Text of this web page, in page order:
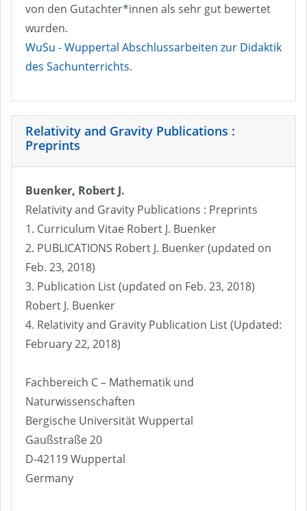
von den Gutachter*innen als sehr gut bewertet
wurden.
WuSu - Wuppertal Abschlussarbeiten zur Didaktik
des Sachunterrichts.
Relativity and Gravity Publications :
Preprints
Buenker, Robert J.
Relativity and Gravity Publications : Preprints
1. Curriculum Vitae Robert J. Buenker
2. PUBLICATIONS Robert J. Buenker (updated on
Feb. 23, 2018)
3. Publication List (updated on Feb. 23, 2018)
Robert J. Buenker
4. Relativity and Gravity Publication List (Updated:
February 22, 2018)
Fachbereich C – Mathematik und
Naturwissenschaften
Bergische Universität Wuppertal
Gaußstraße 20
D-42119 Wuppertal
Germany